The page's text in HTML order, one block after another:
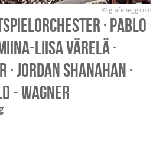
© grafenegg.com
· Pablo
Liisa Värelä ·
Jordan Shanahan ·
WAGNER